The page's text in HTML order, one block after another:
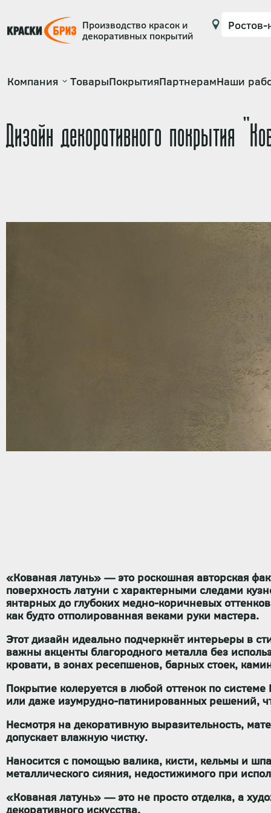
Производство красок и
декоративных покрытий
Основная
Компания ТоварыПокрытияПартнерамНаши
Дизайн декоративного покрытия
«Кованая латунь» — это роскошная авторская
поверхность латуни с характерными следами
янтарных до глубоких медно-коричневых
как будто отполированная веками руки мастера.
Этот дизайн идеально подчеркнёт интерьеры в
важны акценты благородного металла без
кровати, в зонах ресепшенов, барных стоек,
Покрытие колеруется в любой оттенок по
или даже изумрудно-патинированных решений,
Несмотря на декоративную выразительность,
допускает влажную чистку.
Наносится с помощью валика, кисти, кельмы и
металлического сияния, недостижимого при
«Кованая латунь» — это не просто отделка, а
декоративного искусства.